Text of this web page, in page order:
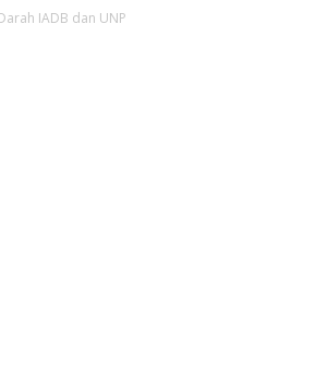
IADB dan UNP